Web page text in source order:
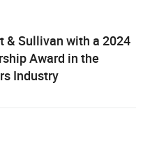
& Sullivan with a 2024
Award in the
Industry